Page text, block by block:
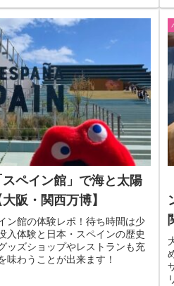
ペイン館」で海と太陽
阪・関西万博】
ン館の体験レポ！待ち時間は少
入体験と日本・スペインの歴史
ッズショップやレストランも充
味わうことが出来ます！